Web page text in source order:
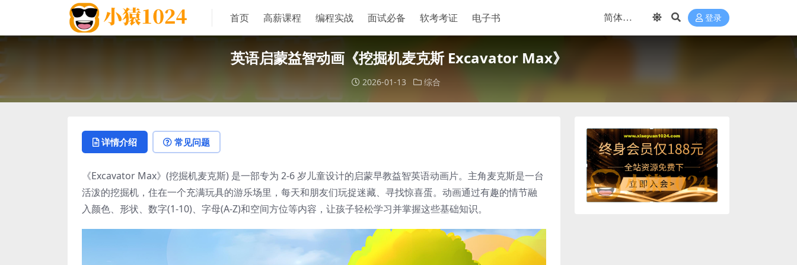
首页 高薪课程 编程实战 面试必备 软考考证 电子书 登录
英语启蒙益智动画《挖掘机麦克斯 Excavator Max》
2026-01-13 综合
详情介绍 常见问题
《Excavator Max》(挖掘机麦克斯) 是一部专为 2-6 岁儿童设计的启蒙早教益智英语动画片。主角麦克斯是一台
活泼的挖掘机，住在一个充满玩具的游乐场里，每天和朋友们玩捉迷藏、寻找惊喜蛋。动画通过有趣的情节融
入颜色、形状、数字(1-10)、字母(A-Z)和空间方位等内容，让孩子轻松学习并掌握这些基础知识。